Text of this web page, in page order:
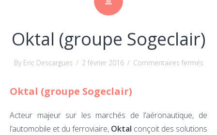
Oktal (groupe Sogeclair)
By Eric Descargues / 2 février 2016 / Commentaires ferméssur
Oktal (groupe Sogeclair)
Acteur majeur sur les marchés de l’aéronautique, de
l’automobile et du ferroviaire, Oktal conçoit des solutions